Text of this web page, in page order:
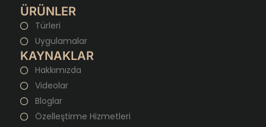
ÜRÜNLER
Türleri
Uygulamalar
KAYNAKLAR
Hakkımızda
Videolar
Bloglar
Özelleştirme Hizmetleri